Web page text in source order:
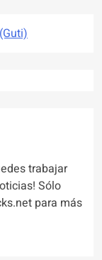
trabajar
Sólo
para más